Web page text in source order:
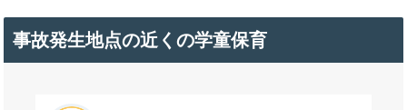
事故発生地点の近くの学童保育